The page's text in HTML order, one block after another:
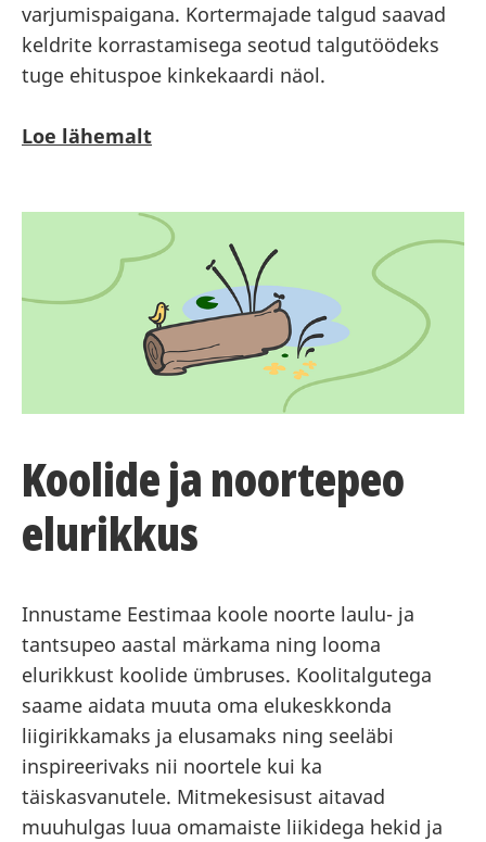
varjumispaigana. Kortermajade talgud saavad
keldrite korrastamisega seotud talgutöödeks
tuge ehituspoe kinkekaardi näol.
Loe lähemalt
Koolide ja noortepeo
elurikkus
Innustame Eestimaa koole noorte laulu- ja
tantsupeo aastal märkama ning looma
elurikkust koolide ümbruses. Koolitalgutega
saame aidata muuta oma elukeskkonda
liigirikkamaks ja elusamaks ning seeläbi
inspireerivaks nii noortele kui ka
täiskasvanutele. Mitmekesisust aitavad
muuhulgas luua omamaiste liikidega hekid ja